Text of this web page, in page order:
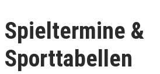
Spieltermine &
Sporttabellen